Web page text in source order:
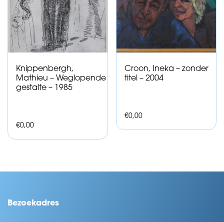
Knippenbergh,
Mathieu – Weglopende
gestalte – 1985
€0,00
Croon, Ineka – zonder
titel – 2004
€0,00
Bezoekadres